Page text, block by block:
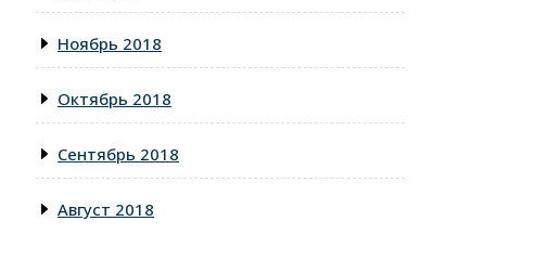
Ноябрь 2018
Октябрь 2018
Сентябрь 2018
Август 2018